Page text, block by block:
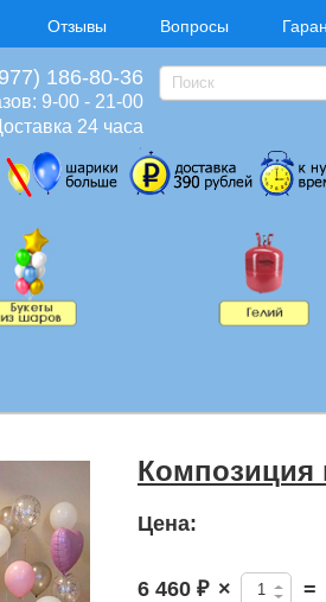
Отзывы Вопросы
186-80-36
9-00 - 21-00
24 часа
Композиция
Цена:
6 460 ₽ × =